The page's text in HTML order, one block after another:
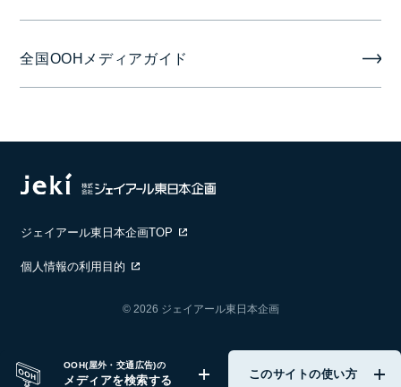
OOH(屋外・交通広告)の
メディアを検索する このサイトの使い方
1週間 月曜日
1ヶ月/1年 毎月1日
全国OOHメディアガイド
ジェイアール東日本企画TOP
個人情報の利用目的
© 2026 ジェイアール東日本企画